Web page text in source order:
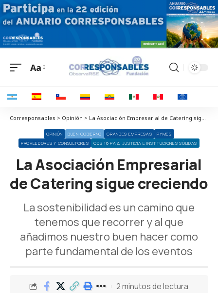
Aa
Corresponsables > Opinión > La Asociación Empresarial de Catering sigue creciendo
OPINIÓN BUEN GOBIERNO GRANDES EMPRESAS
PYMES
PROVEEDORES Y CONSULTORES
ODS 16 PAZ, JUSTICIA E INSTITUCIONES SÓLIDAS
La Asociación Empresarial
de Catering sigue creciendo
La sostenibilidad es un camino que
tenemos que recorrer y al que
añadimos nuestro buen hacer como
parte fundamental de los eventos
2 minutos de lectura